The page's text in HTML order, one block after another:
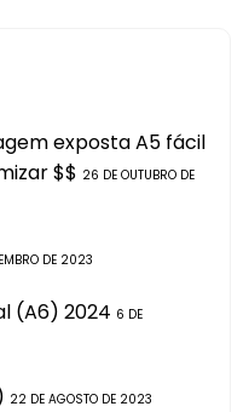
exposta A5 fácil
$$ 26 DE OUTUBRO DE
DE 2023
(A6) 2024 6 DE
22 DE AGOSTO DE 2023